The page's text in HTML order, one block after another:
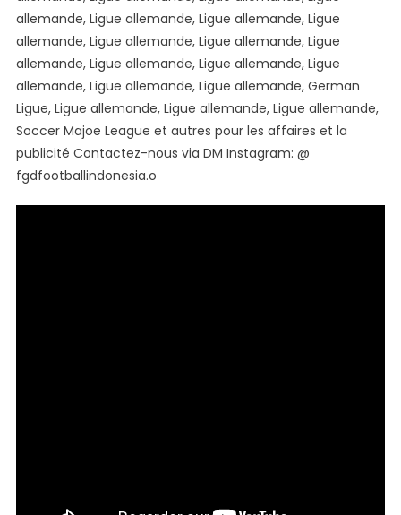
Colombus
allemande, Ligue allemande, Ligue allemande, Ligue
allemande, Ligue allemande, Ligue allemande, Ligue
allemande, Ligue allemande, Ligue allemande, Ligue
allemande, Ligue allemande, Ligue allemande, German
Ligue, Ligue allemande, Ligue allemande, Ligue allemande,
Soccer Majoe League et autres pour les affaires et la
publicité Contactez-nous via DM Instagram: @
fgdfootballindonesia.o